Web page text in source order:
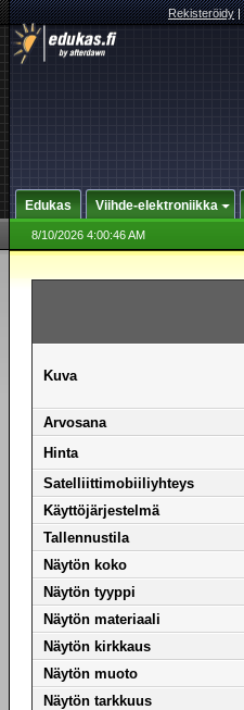
Rekisteröidy|
Edukas Viihde-elektroniikka
8/10/2026 4:00:46 AM
Kuva
Arvosana
Hinta
Satelliittimobiiliyhteys
Käyttöjärjestelmä
Tallennustila
Näytön koko
Näytön tyyppi
Näytön materiaali
Näytön kirkkaus
Näytön muoto
Näytön tarkkuus